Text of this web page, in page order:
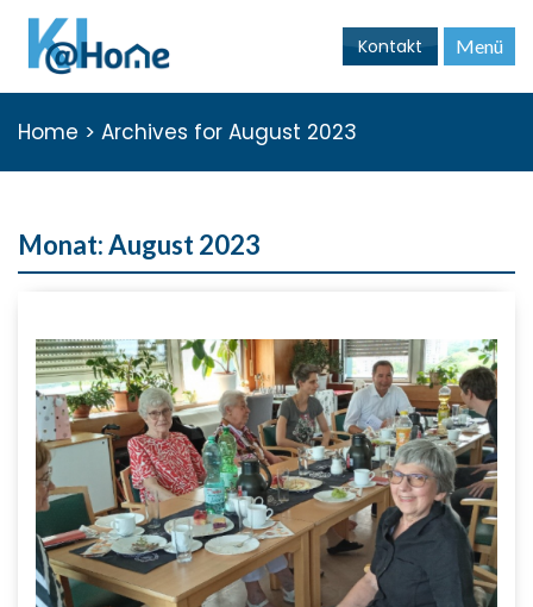
Menü
Kontakt
Home > Archives for August 2023
Monat:August 2023